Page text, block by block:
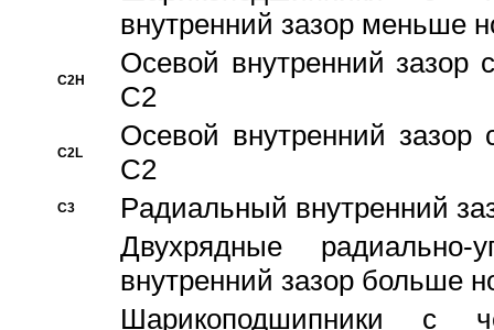
внутренний зазор меньше
C2H
Осевой внутренний зазор
C2
C2L
Осевой внутренний зазор
C2
C3
Pадиальный внутренний
Двухрядные радиально-
внутренний зазор больше
Шарикоподшипники с